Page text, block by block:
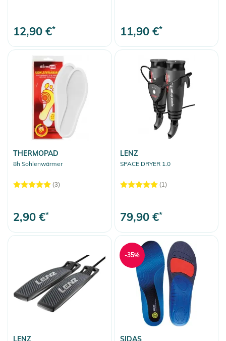
Sohlen & Zubehör
Snowwear
Ski
Helme
Protektoren
Lawinen Equipment
Sport Accessoires
Bootbags
Rucksäcke
More Fun
12,90 €* 11,90 €*
THERMOPAD
8h Sohlenwärmer
(3)
2,90 €*
LENZ
SPACE DRYER 1.0
(1)
79,90 €*
LENZ SIDAS
-35%